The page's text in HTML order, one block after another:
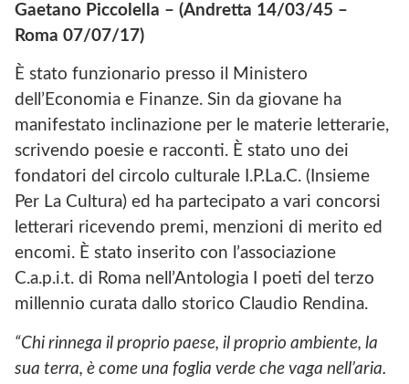
Gaetano Piccolella – (Andretta 14/03/45 –
Roma 07/07/17)
È stato funzionario presso il Ministero
dell’Economia e Finanze. Sin da giovane ha
manifestato inclinazione per le materie letterarie,
scrivendo poesie e racconti. È stato uno dei
fondatori del circolo culturale I.P.La.C. (Insieme
Per La Cultura) ed ha partecipato a vari concorsi
letterari ricevendo premi, menzioni di merito ed
encomi. È stato inserito con l’associazione
C.a.p.i.t. di Roma nell’Antologia I poeti del terzo
millennio curata dallo storico Claudio Rendina.
“Chi rinnega il proprio paese, il proprio ambiente, la
sua terra, è come una foglia verde che vaga nell’aria.